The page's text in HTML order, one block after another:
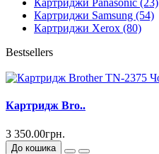
Картриджи Panasonic (23)
Картриджи Samsung (54)
Картриджи Xerox (80)
Bestsellers
Картридж Bro..
3 350.00грн.
До кошика